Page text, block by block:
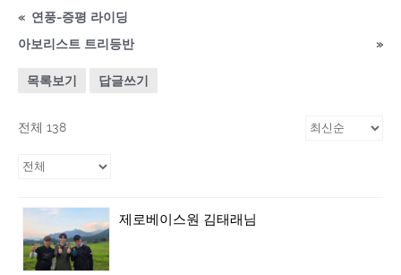
« 연풍-증평 라이딩
아보리스트 트리등반
»
목록보기 답글쓰기
전체 138
제로베이스원 김태래님